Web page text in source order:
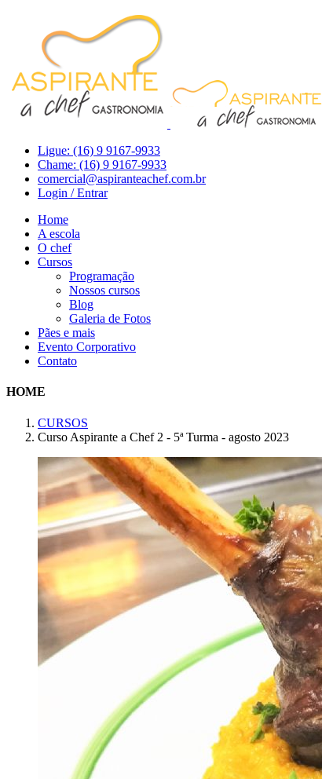
Ligue: (16) 9 9167-9933
Chame: (16) 9 9167-9933
comercial@aspiranteachef.com.br
Login / Entrar
Home
A escola
O chef
Cursos
Programação
Nossos cursos
Blog
Galeria de Fotos
Pães e mais
Evento Corporativo
Contato
HOME
CURSOS
Curso Aspirante a Chef 2 - 5ª Turma - agosto 2023